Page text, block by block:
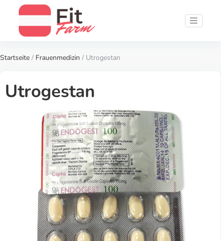
Startseite / Frauenmedizin / Utrogestan
Utrogestan